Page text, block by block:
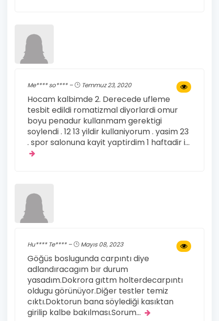
Me**** so**** – Temmuz 23, 2020
Hocam kalbimde 2. Derecede ufleme
tesbit edildi romatizmal diyorlardi omur
boyu penadur kullanmam gerektigi
soylendi . 12 13 yildir kullaniyorum . yasim 23
. spor salonuna kayit yaptirdim 1 haftadir i...
Hu**** Te**** – Mayıs 08, 2023
Göğüs boslugunda carpıntı diye
adlandıracagım bır durum
yasadım.Dokrora gıttm holterdecarpıntı
oldugu görünüyor.Diğer testler temiz
cıktı.Doktorun bana söylediği kasıktan
girilip kalbe bakılması.Sorum...